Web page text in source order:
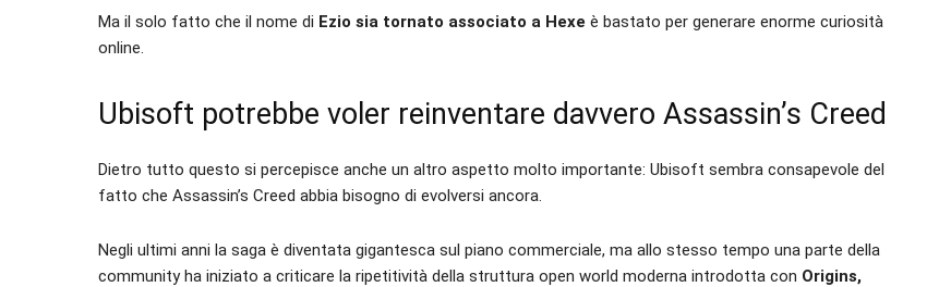
Ma il solo fatto che il nome di Ezio sia tornato associato a Hexe è bastato per generare enorme curiosità
online.
Ubisoft potrebbe voler reinventare davvero Assassin’s Creed
Dietro tutto questo si percepisce anche un altro aspetto molto importante: Ubisoft sembra consapevole del
fatto che Assassin’s Creed abbia bisogno di evolversi ancora.
Negli ultimi anni la saga è diventata gigantesca sul piano commerciale, ma allo stesso tempo una parte della
community ha iniziato a criticare la ripetitività della struttura open world moderna introdotta con Origins,